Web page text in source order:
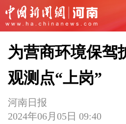
为营商环境保驾
观测点“上岗”
河南日报
2024年06月05日 09:40